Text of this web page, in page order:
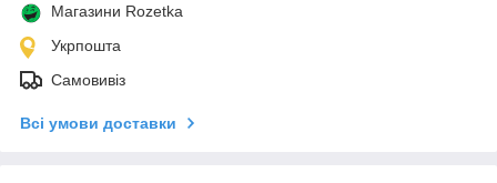
Магазини Rozetka
Укрпошта
Самовивіз
Всі умови доставки